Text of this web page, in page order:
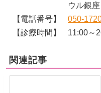
ウル銀
【電話番号】
050-
【診療時間】
11:00～
関連記事